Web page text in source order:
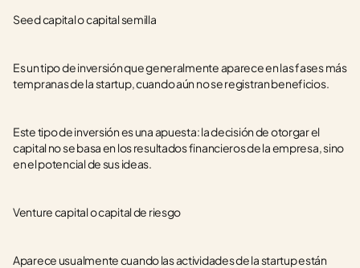
Seed capital o capital semilla
Es un tipo de inversión que generalmente aparece en las fases más
tempranas de la startup, cuando aún no se registran beneficios.
Este tipo de inversión es una apuesta: la decisión de otorgar el
capital no se basa en los resultados financieros de la empresa, sino
en el potencial de sus ideas.
Venture capital o capital de riesgo
Aparece usualmente cuando las actividades de la startup están